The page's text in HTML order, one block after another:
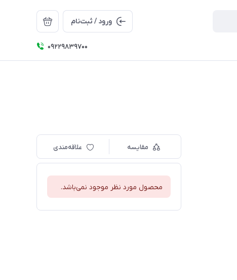
ورود / ثبت‌نام
09229839700
مقایسه علاقه‌مندی
محصول مورد نظر موجود نمی‌باشد.